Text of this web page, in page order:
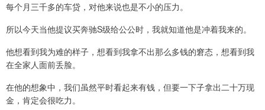
每个月三千多的车贷，对他来说也是不小的压力。
所以今天当他提议买奔驰S级给公公时，我就知道他是冲着我来的。
他想看到我为难的样子，想看到我拿不出那么多钱的窘态，想看到我
在全家人面前丢脸。
在他的想象中，我们虽然平时看起来有钱，但要一下子拿出二十万现
金，肯定会很吃力。